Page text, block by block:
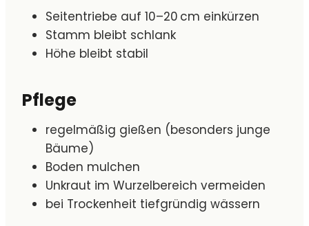
Seitentriebe auf 10–20 cm einkürzen
Stamm bleibt schlank
Höhe bleibt stabil
Pflege
regelmäßig gießen (besonders junge
Bäume)
Boden mulchen
Unkraut im Wurzelbereich vermeiden
bei Trockenheit tiefgründig wässern